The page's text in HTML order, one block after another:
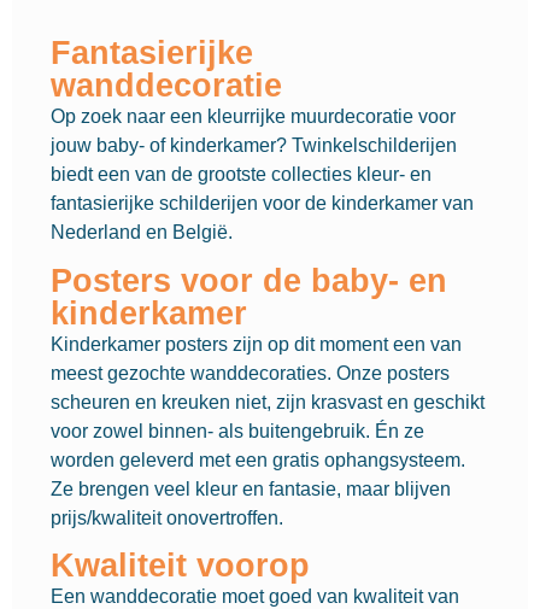
Fantasierijke
wanddecoratie
Op zoek naar een kleurrijke muurdecoratie voor
jouw baby- of kinderkamer? Twinkelschilderijen
biedt een van de grootste collecties kleur- en
fantasierijke schilderijen voor de kinderkamer van
Nederland en België.
Posters voor de baby- en
kinderkamer
Kinderkamer posters zijn op dit moment een van
meest gezochte wanddecoraties. Onze posters
scheuren en kreuken niet, zijn krasvast en geschikt
voor zowel binnen- als buitengebruik. Én ze
worden geleverd met een gratis ophangsysteem.
Ze brengen veel kleur en fantasie, maar blijven
prijs/kwaliteit onovertroffen.
Kwaliteit voorop
Een wanddecoratie moet goed van kwaliteit van